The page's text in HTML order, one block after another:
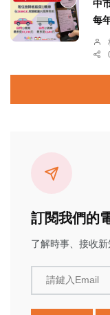
中
每
訂閱我們的
了解時事、接收
請鍵入Email